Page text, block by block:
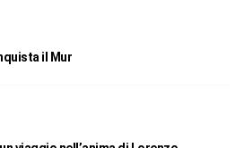
il Mur